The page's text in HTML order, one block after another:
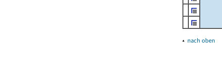
▴ nach oben